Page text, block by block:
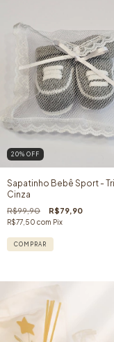
20% OFF
Sapatinho Bebê Sport -
Cinza
R$99,90 R$79,90
R$77,50 com Pix
COMPRAR